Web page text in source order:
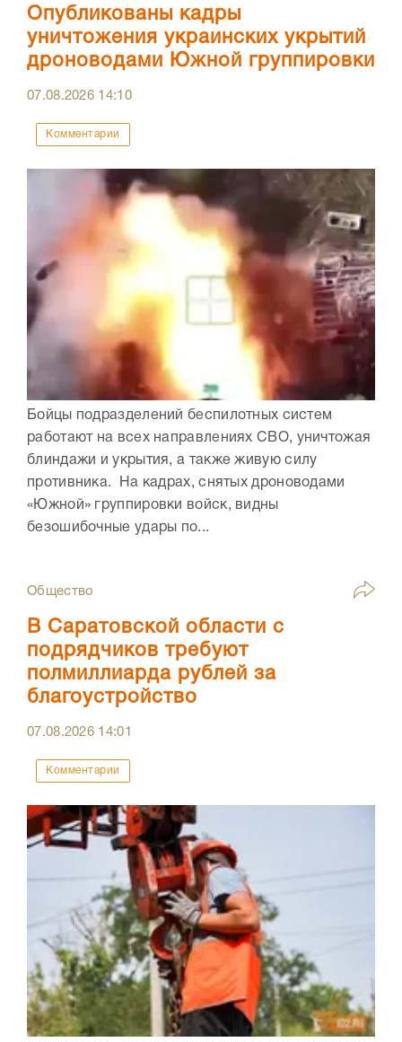
Опубликованы кадры
уничтожения украинских укрытий
дроноводами Южной группировки
07.08.2026 14:10
Комментарии
Бойцы подразделений беспилотных систем
работают на всех направлениях СВО, уничтожая
блиндажи и укрытия, а также живую силу
противника. На кадрах, снятых дроноводами
«Южной» группировки войск, видны
безошибочные удары по...
Общество
В Саратовской области с
подрядчиков требуют
полмиллиарда рублей за
благоустройство
07.08.2026 14:01
Комментарии